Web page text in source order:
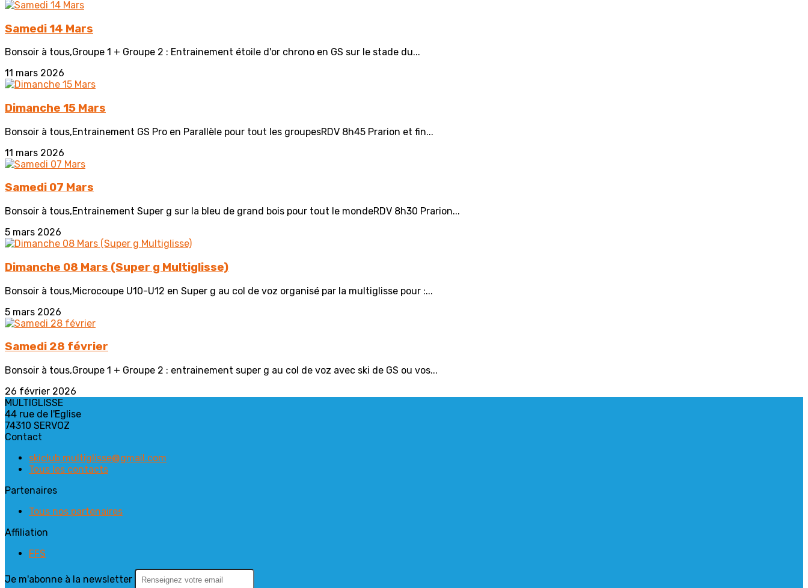
Samedi 14 Mars
Bonsoir à tous,Groupe 1 + Groupe 2 : Entrainement étoile d'or chrono en GS sur le stade du...
11 mars 2026
Dimanche 15 Mars
Bonsoir à tous,Entrainement GS Pro en Parallèle pour tout les groupesRDV 8h45 Prarion et fin...
11 mars 2026
Samedi 07 Mars
Bonsoir à tous,Entrainement Super g sur la bleu de grand bois pour tout le mondeRDV 8h30 Prarion...
5 mars 2026
Dimanche 08 Mars (Super g Multiglisse)
Bonsoir à tous,Microcoupe U10-U12 en Super g au col de voz organisé par la multiglisse pour :...
5 mars 2026
Samedi 28 février
Bonsoir à tous,Groupe 1 + Groupe 2 : entrainement super g au col de voz avec ski de GS ou vos...
26 février 2026
MULTIGLISSE
44 rue de l'Eglise
74310 SERVOZ
Contact
skiclub.multiglisse@gmail.com
Tous les contacts
Partenaires
Tous nos partenaires
Affiliation
FFS
Je m'abonne à la newsletter